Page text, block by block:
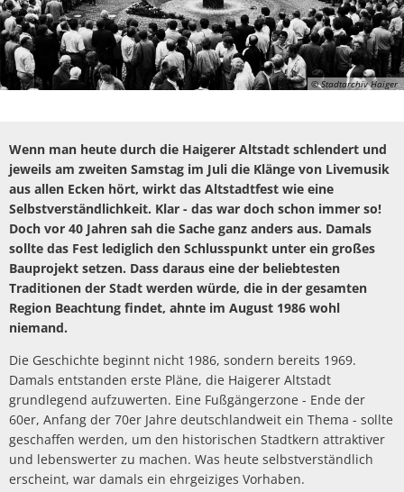
Haiger-App
Vereine
Sicherheit
Haushalt
Wahlen
Ausschreibungen
Amtliche
Bauen/
Abwasserbeseitigung
Spiel- und
Stadtführung und
Hallenbad
Partnerstädte
Sport und Radfahren
Wandern
ÖPNV und Parkplätze
Unterkünfte
Stadtbücherei
Stadtgeschichte
© Stadtarchiv Haiger
Wenn man heute durch die Haigerer Altstadt schlendert und
jeweils am zweiten Samstag im Juli die Klänge von Livemusik
aus allen Ecken hört, wirkt das Altstadtfest wie eine
Selbstverständlichkeit. Klar - das war doch schon immer so!
Doch vor 40 Jahren sah die Sache ganz anders aus. Damals
sollte das Fest lediglich den Schlusspunkt unter ein großes
Bauprojekt setzen. Dass daraus eine der beliebtesten
Traditionen der Stadt werden würde, die in der gesamten
Region Beachtung findet, ahnte im August 1986 wohl
niemand.
Die Geschichte beginnt nicht 1986, sondern bereits 1969.
Damals entstanden erste Pläne, die Haigerer Altstadt
grundlegend aufzuwerten. Eine Fußgängerzone - Ende der
60er, Anfang der 70er Jahre deutschlandweit ein Thema - sollte
geschaffen werden, um den historischen Stadtkern attraktiver
und lebenswerter zu machen. Was heute selbstverständlich
erscheint, war damals ein ehrgeiziges Vorhaben.